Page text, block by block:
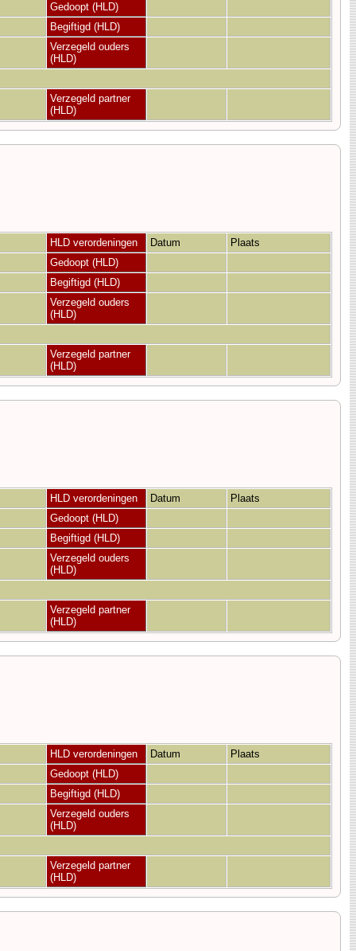
Gedoopt (HLD)
Begiftigd (HLD)
Verzegeld ouders
(HLD)
Verzegeld partner
(HLD)
HLD verordeningen Datum
Plaats
Gedoopt (HLD)
Begiftigd (HLD)
Verzegeld ouders
(HLD)
Verzegeld partner
(HLD)
HLD verordeningen Datum
Plaats
Gedoopt (HLD)
Begiftigd (HLD)
Verzegeld ouders
(HLD)
Verzegeld partner
(HLD)
HLD verordeningen Datum
Plaats
Gedoopt (HLD)
Begiftigd (HLD)
Verzegeld ouders
(HLD)
Verzegeld partner
(HLD)